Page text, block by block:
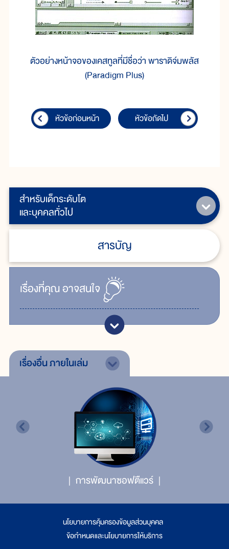
สำหรับเด็กระดับโต
และบุคคลทั่วไป
สารบัญ
เรื่ิองที่คุณอาจสนใจ
ตัวอย่างหน้าจอของเคสทูลที่มีชื่อว่า พาราดิจ์มพลัส
(Paradigm Plus)
หัวข้อก่อนหน้า หัวข้อถัดไป
เรื่องอื่นภายในเล่ม
การพัฒนาซอฟตืแวร์
นโยบายการคุ้มครองข้อมูลส่วนบุคคล
ข้อกำหนดและนโยบายการให้บริการ